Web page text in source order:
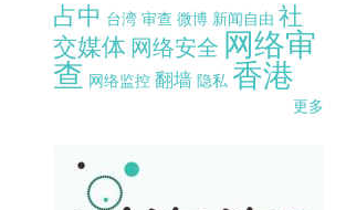
占中 台湾 审查 微博 新闻自由 社
交媒体 网络安全 网络审
查 网络监控 翻墙 隐私 香港
更多
pao-pao-banner-mirror-site-